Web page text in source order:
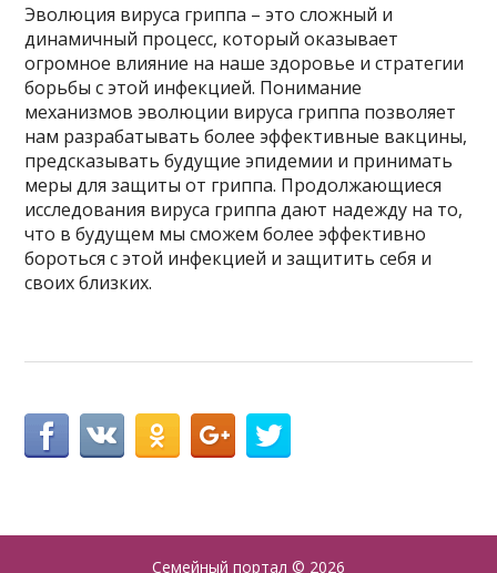
Эволюция вируса гриппа – это сложный и
динамичный процесс, который оказывает
огромное влияние на наше здоровье и стратегии
борьбы с этой инфекцией. Понимание
механизмов эволюции вируса гриппа позволяет
нам разрабатывать более эффективные вакцины,
предсказывать будущие эпидемии и принимать
меры для защиты от гриппа. Продолжающиеся
исследования вируса гриппа дают надежду на то,
что в будущем мы сможем более эффективно
бороться с этой инфекцией и защитить себя и
своих близких.
Семейный портал © 2026